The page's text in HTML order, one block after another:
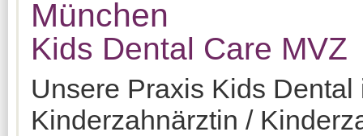
München
Kids Dental Care MVZ
Unsere Praxis Kids
Kinderzahnärztin /